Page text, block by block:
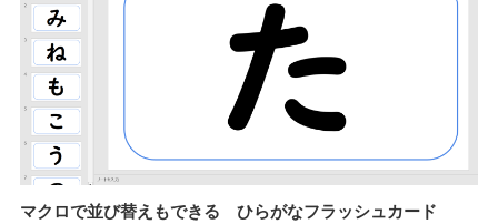
マクロで並び替えもできる ひらがなフラッシュカード